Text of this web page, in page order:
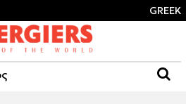
GREEK